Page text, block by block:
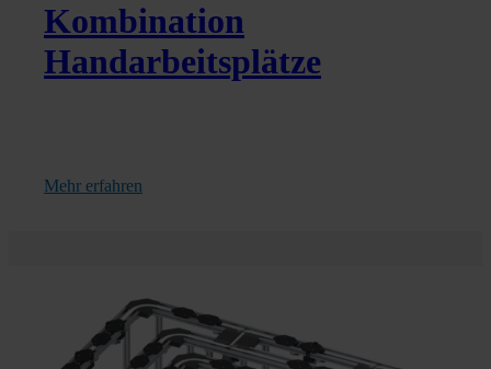
Kombination
Handarbeitsplätze
Mehr erfahren